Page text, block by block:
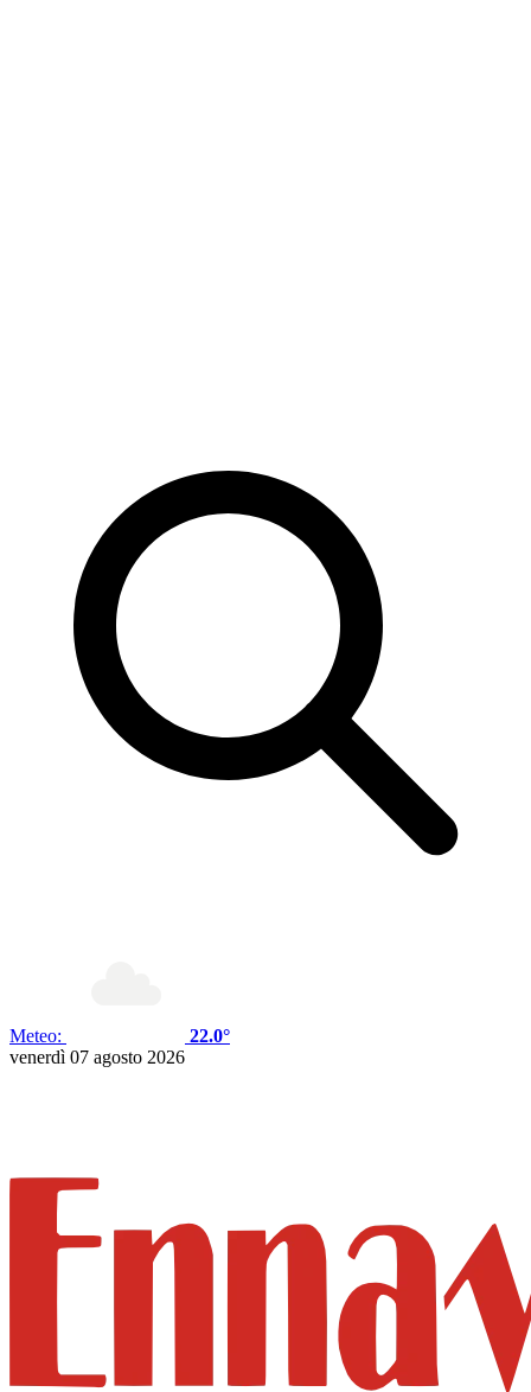
Meteo:
22.0°
venerdì 07 agosto 2026